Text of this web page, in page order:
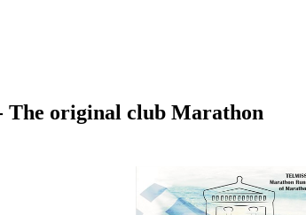
The original club Marathon